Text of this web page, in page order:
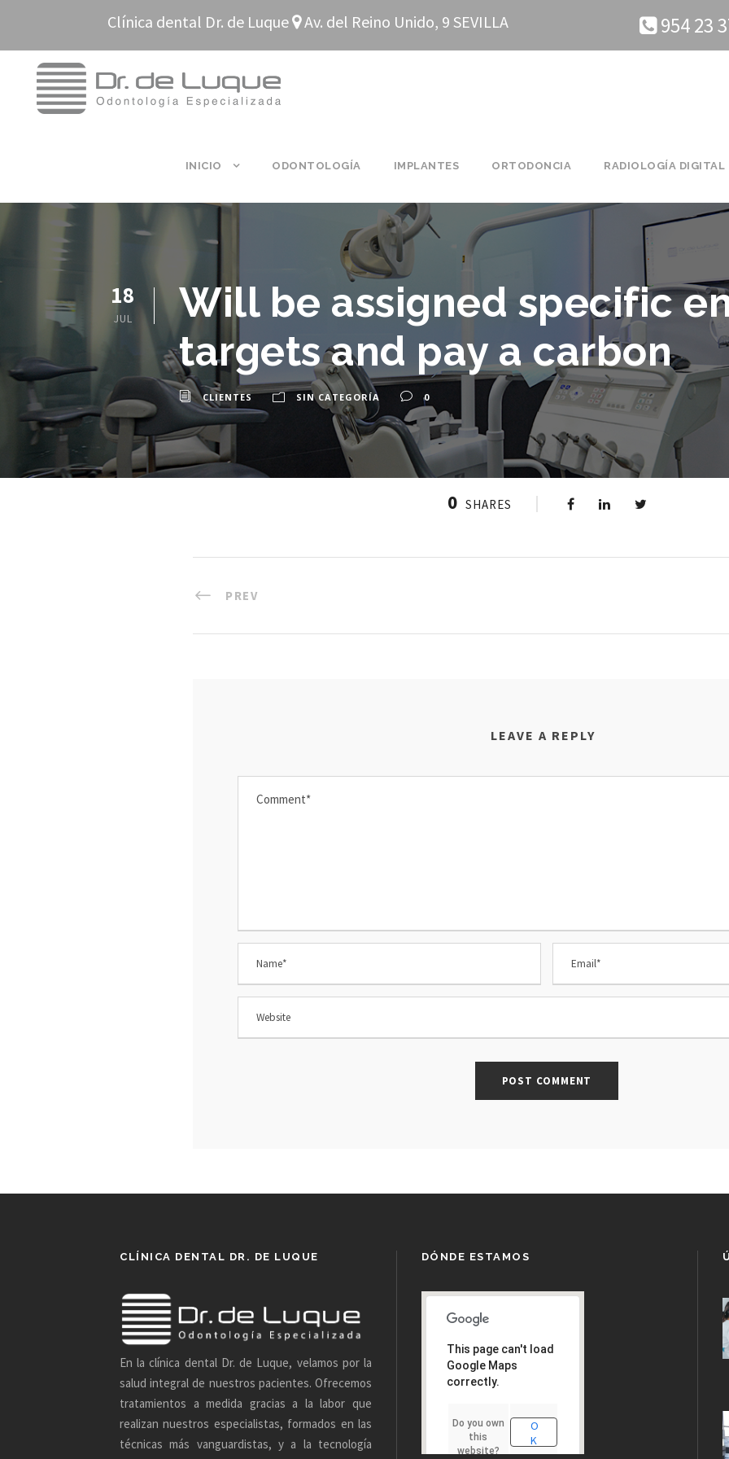
Clínica dental Dr. de Luque Av. del Reino Unido, 9 SEVILLA 954 23
INICIO ODONTOLOGÍA IMPLANTES ORTODONCIA RADIOLOGÍA DIGITAL
18
JUL
Will be assigned specific
targets and pay a carbon
CLIENTES SIN CATEGORÍA 0
0 SHARES
PREV
LEAVE A REPLY
CLÍNICA DENTAL DR. DE LUQUE
En la clínica dental Dr. de Luque, velamos por la
salud integral de nuestros pacientes. Ofrecemos
tratamientos a medida gracias a la labor que
realizan nuestros especialistas, formados en las
técnicas más vanguardistas, y a la tecnología
DÓNDE ESTAMOS
This page can't load
Google Maps
correctly.
Do you own
this
website?
O
K